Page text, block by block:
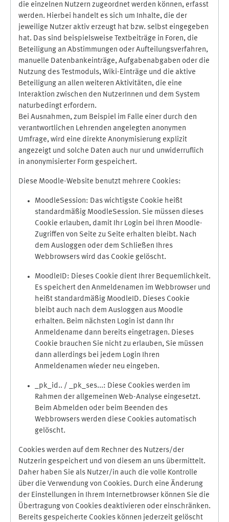
die einzelnen Nutzern zugeordnet werden können, erfasst
werden. Hierbei handelt es sich um Inhalte, die der
jeweilige Nutzer aktiv erzeugt hat bzw. selbst eingegeben
hat. Das sind beispielsweise Textbeiträge in Foren, die
Beteiligung an Abstimmungen oder Aufteilungsverfahren,
manuelle Datenbankeinträge, Aufgabenabgaben oder die
Nutzung des Testmoduls, Wiki-Einträge und die aktive
Beteiligung an allen weiteren Aktivitäten, die eine
Interaktion zwischen den NutzerInnen und dem System
naturbedingt erfordern.
Bei Ausnahmen, zum Beispiel im Falle einer durch den
verantwortlichen Lehrenden angelegten anonymen
Umfrage, wird eine direkte Anonymisierung explizit
angezeigt und solche Daten auch nur und unwiderruflich
in anonymisierter Form gespeichert.
Diese Moodle-Website benutzt mehrere Cookies:
MoodleSession: Das wichtigste Cookie heißt
standardmäßig MoodleSession. Sie müssen dieses
Cookie erlauben, damit Ihr Login bei Ihren Moodle-
Zugriffen von Seite zu Seite erhalten bleibt. Nach
dem Ausloggen oder dem Schließen Ihres
Webbrowsers wird das Cookie gelöscht.
MoodleID: Dieses Cookie dient Ihrer Bequemlichkeit.
Es speichert den Anmeldenamen im Webbrowser und
heißt standardmäßig MoodleID. Dieses Cookie
bleibt auch nach dem Ausloggen aus Moodle
erhalten. Beim nächsten Login ist dann Ihr
Anmeldename dann bereits eingetragen. Dieses
Cookie brauchen Sie nicht zu erlauben, Sie müssen
dann allerdings bei jedem Login Ihren
Anmeldenamen wieder neu eingeben.
_pk_id.. / _pk_ses...: Diese Cookies werden im
Rahmen der allgemeinen Web-Analyse eingesetzt.
Beim Abmelden oder beim Beenden des
Webbrowsers werden diese Cookies automatisch
gelöscht.
Cookies werden auf dem Rechner des Nutzers/der
Nutzerin gespeichert und von diesem an uns übermittelt.
Daher haben Sie als Nutzer/in auch die volle Kontrolle
über die Verwendung von Cookies. Durch eine Änderung
der Einstellungen in Ihrem Internetbrowser können Sie die
Übertragung von Cookies deaktivieren oder einschränken.
Bereits gespeicherte Cookies können jederzeit gelöscht